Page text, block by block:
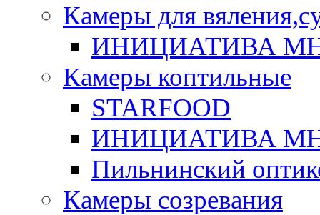
Камеры для
ИНИЦИАТИВА
Камеры коптильные
STARFOOD
ИНИЦИАТИВА
Пильнинский
Камеры созревания